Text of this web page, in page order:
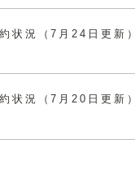
状況（7月24日更新）
状況（7月20日更新）